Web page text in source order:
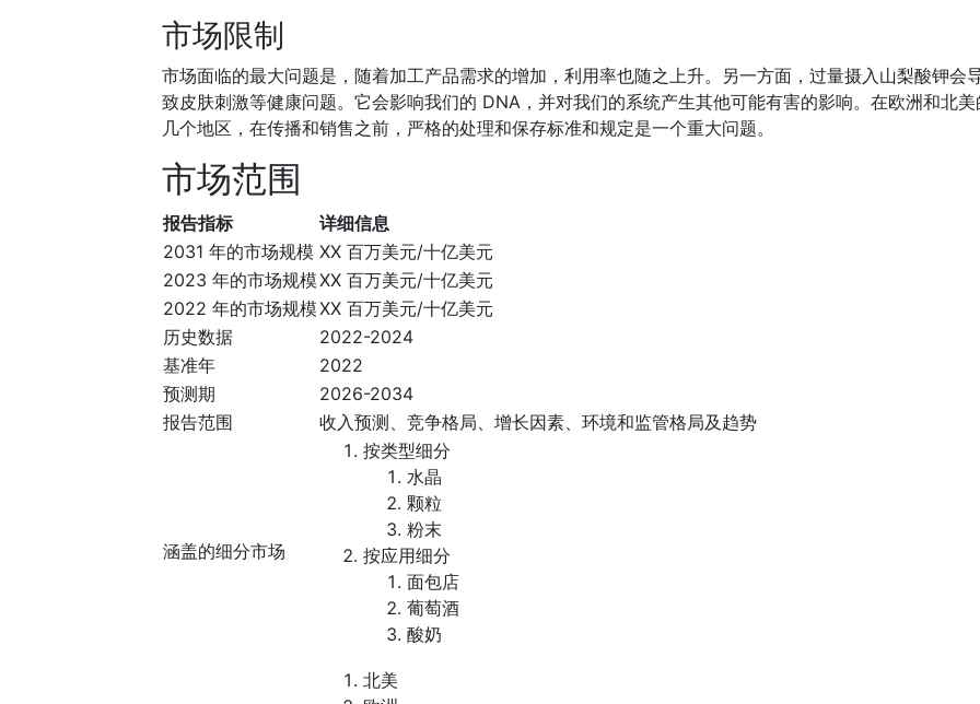
市场限制
市场面临的最大问题是，随着加工产品需求的增加，利用率也随之上升。另一方面，过量摄入山梨酸钾会
致皮肤刺激等健康问题。它会影响我们的 DNA，并对我们的系统产生其他可能有害的影响。在欧洲和北美
几个地区，在传播和销售之前，严格的处理和保存标准和规定是一个重大问题。
市场范围
报告指标
详细信息
2031 年的市场规模 XX 百万美元/十亿美元
2023 年的市场规模XX 百万美元/十亿美元
2022 年的市场规模XX 百万美元/十亿美元
历史数据
2022-2024
基准年
2022
预测期
2026-2034
报告范围
收入预测、竞争格局、增长因素、环境和监管格局及趋势
涵盖的细分市场
按类型细分
水晶
颗粒
粉末
按应用细分
面包店
葡萄酒
酸奶
北美